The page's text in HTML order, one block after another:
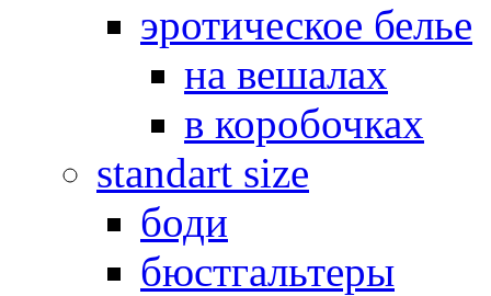
эротическое белье
на вешалах
в коробочках
standart size
боди
бюстгальтеры